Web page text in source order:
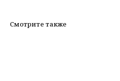
Смотрите также